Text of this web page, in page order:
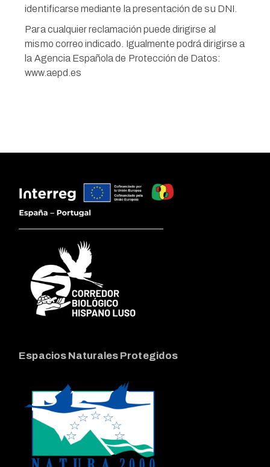
identificarse mediante la presentación de su DNI.
Para cualquier reclamación puede dirigirse al
mismo correo indicado. Igualmente podrá dirigirse a
la Agencia Española de Protección de Datos:
www.aepd.es
Espacios Naturales Protegidos